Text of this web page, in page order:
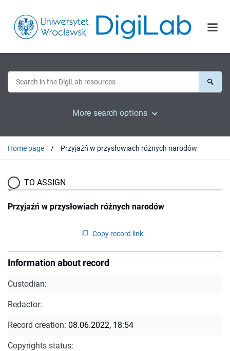
More search options
Home page Przyjaźń w przysłowiach różnych narodów
TO ASSIGN
Przyjaźń w przysłowiach różnych narodów
Copy record link
Information about record
Custodian:
Redactor:
Record creation: 08.06.2022, 18:54
Copyrights status: